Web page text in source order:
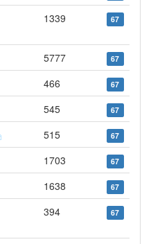
1339 67
5777 67
466 67
545 67
515 67
1703 67
1638 67
394 67